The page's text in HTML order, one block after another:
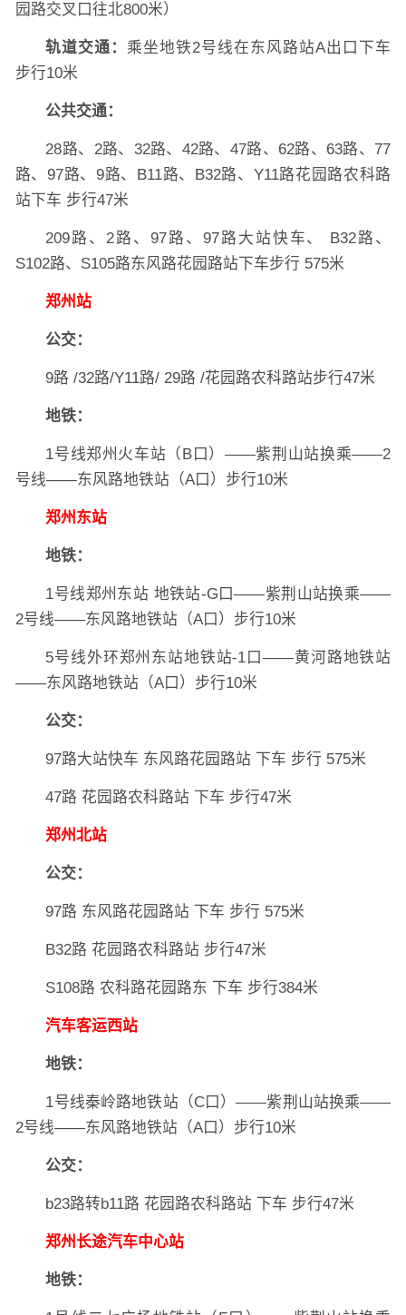
园路交叉口往北800米）
轨道交通： 乘坐地铁2号线在东风路站A出口下车
步行10米
公共交通：
28路、2路、32路、42路、47路、62路、63路、77
路、97路、9路、B11路、B32路、Y11路花园路农科路
站下车 步行47米
209路、2路、97路、97路大站快车、 B32路、
S102路、S105路东风路花园路站下车步行 575米
郑州站
公交：
9路 /32路/Y11路/ 29路 /花园路农科路站步行47米
地铁：
1号线郑州火车站（B口）——紫荆山站换乘——2
号线——东风路地铁站（A口）步行10米
郑州东站
地铁：
1号线郑州东站 地铁站-G口——紫荆山站换乘——
2号线——东风路地铁站（A口）步行10米
5号线外环郑州东站地铁站-1口——黄河路地铁站
——东风路地铁站（A口）步行10米
公交：
97路大站快车 东风路花园路站 下车 步行 575米
47路 花园路农科路站 下车 步行47米
郑州北站
公交：
97路 东风路花园路站 下车 步行 575米
B32路 花园路农科路站 步行47米
S108路 农科路花园路东 下车 步行384米
汽车客运西站
地铁：
1号线秦岭路地铁站（C口）——紫荆山站换乘——
2号线——东风路地铁站（A口）步行10米
公交：
b23路转b11路 花园路农科路站 下车 步行47米
郑州长途汽车中心站
地铁：